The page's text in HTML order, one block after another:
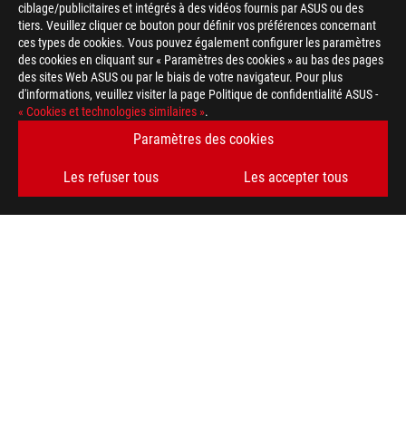
ciblage/publicitaires et intégrés à des vidéos fournis par ASUS ou des
tiers. Veuillez cliquer ce bouton pour définir vos préférences concernant
ces types de cookies. Vous pouvez également configurer les paramètres
des cookies en cliquant sur « Paramètres des cookies » au bas des pages
des sites Web ASUS ou par le biais de votre navigateur. Pour plus
d'informations, veuillez visiter la page Politique de confidentialité ASUS -
« Cookies et technologies similaires ».
Paramètres des cookies
Les refuser tous Les accepter tous